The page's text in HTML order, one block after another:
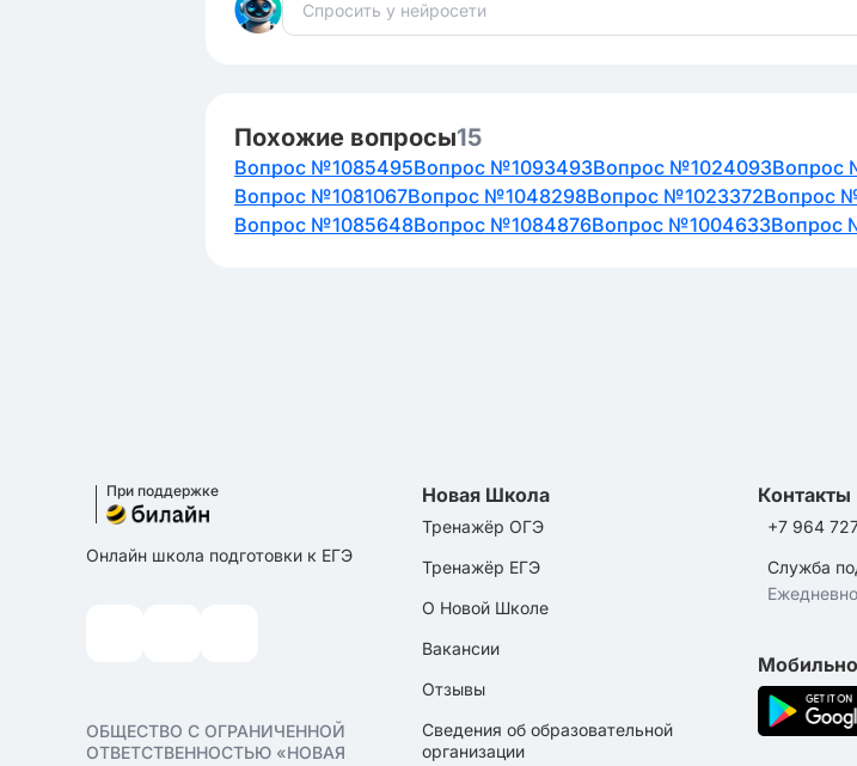
Похожие вопросы15
Вопрос №1085495Вопрос №1093493Вопрос №1024093Вопрос
Вопрос №1081067Вопрос №1048298Вопрос №1023372Вопрос
Вопрос №1085648Вопрос №1084876Вопрос №1004633Вопрос
При поддержке
Онлайн школа подготовки к ЕГЭ
ОБЩЕСТВО С ОГРАНИЧЕННОЙ
ОТВЕТСТВЕННОСТЬЮ «НОВАЯ
Новая Школа
Тренажёр ОГЭ
Тренажёр ЕГЭ
О Новой Школе
Вакансии
Отзывы
Сведения об образовательной
организации
Контакты
+7 964
Служба